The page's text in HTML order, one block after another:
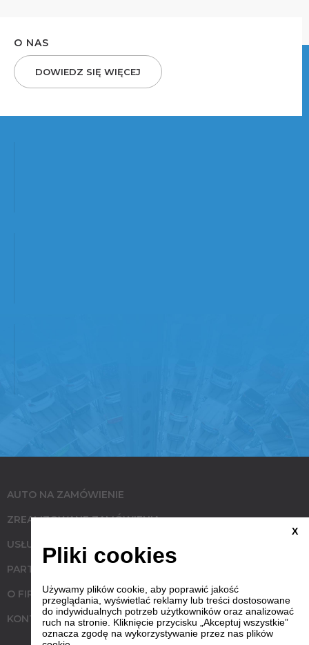
O NAS
DOWIEDZ SIĘ WIĘCEJ
AUTO NA ZAMÓWIENIE
ZREALIZOWANE ZAMÓWIENIA
USŁUGI
PARTNERZY
O FIRMIE
KONTAKT
X
Pliki cookies
Używamy plików cookie, aby poprawić jakość
przeglądania, wyświetlać reklamy lub treści dostosowane
do indywidualnych potrzeb użytkowników oraz analizować
ruch na stronie. Kliknięcie przycisku „Akceptuj wszystkie”
oznacza zgodę na wykorzystywanie przez nas plików